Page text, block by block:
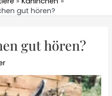
gut hören?
gut hören?